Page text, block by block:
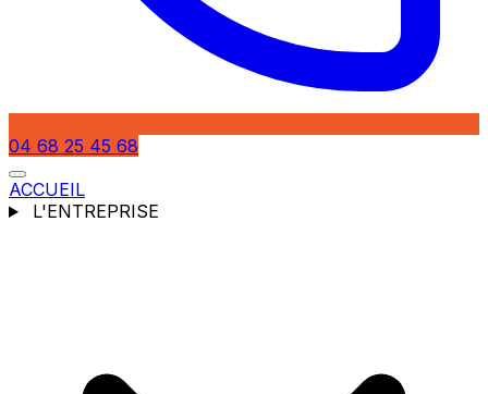
04 68 25 45 68
ACCUEIL
L'ENTREPRISE